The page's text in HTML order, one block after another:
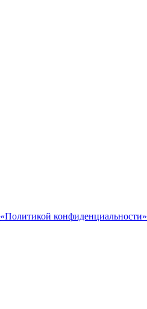
«Политикой конфиденциальности»